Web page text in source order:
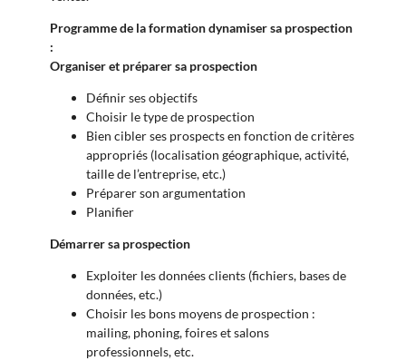
Programme de la formation dynamiser sa prospection
:
Organiser et préparer sa prospection
Définir ses objectifs
Choisir le type de prospection
Bien cibler ses prospects en fonction de critères
appropriés (localisation géographique, activité,
taille de l’entreprise, etc.)
Préparer son argumentation
Planifier
Démarrer sa prospection
Exploiter les données clients (fichiers, bases de
données, etc.)
Choisir les bons moyens de prospection :
mailing, phoning, foires et salons
professionnels, etc.